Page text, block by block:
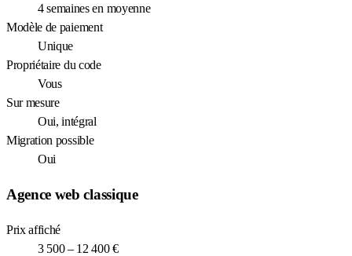
4 semaines en moyenne
Modèle de paiement
Unique
Propriétaire du code
Vous
Sur mesure
Oui, intégral
Migration possible
Oui
Agence web classique
Prix affiché
3 500 – 12 400 €